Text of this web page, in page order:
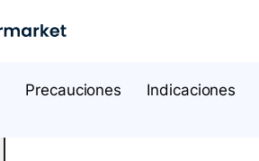
Precauciones Indicaciones